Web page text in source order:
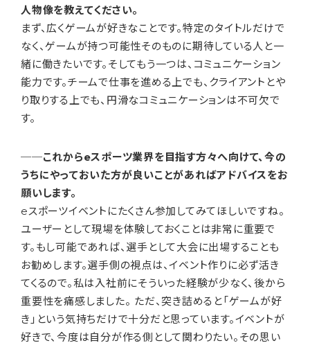
人物像を教えてください。
まず、広くゲームが好きなことです。特定のタイトルだけで
なく、ゲームが持つ可能性そのものに期待している人と一
緒に働きたいです。そしてもう一つは、コミュニケーション
能力です。チームで仕事を進める上でも、クライアントとや
り取りする上でも、円滑なコミュニケーションは不可欠で
す。
──これからeスポーツ業界を目指す方々へ向けて、今の
うちにやっておいた方が良いことがあればアドバイスをお
願いします。
eスポーツイベントにたくさん参加してみてほしいですね。
ユーザーとして現場を体験しておくことは非常に重要で
す。もし可能であれば、選手として大会に出場することも
お勧めします。選手側の視点は、イベント作りに必ず活き
てくるので。私は入社前にそういった経験が少なく、後から
重要性を痛感しました。 ただ、突き詰めると「ゲームが好
き」という気持ちだけで十分だと思っています。イベントが
好きで、今度は自分が作る側として関わりたい。その思い